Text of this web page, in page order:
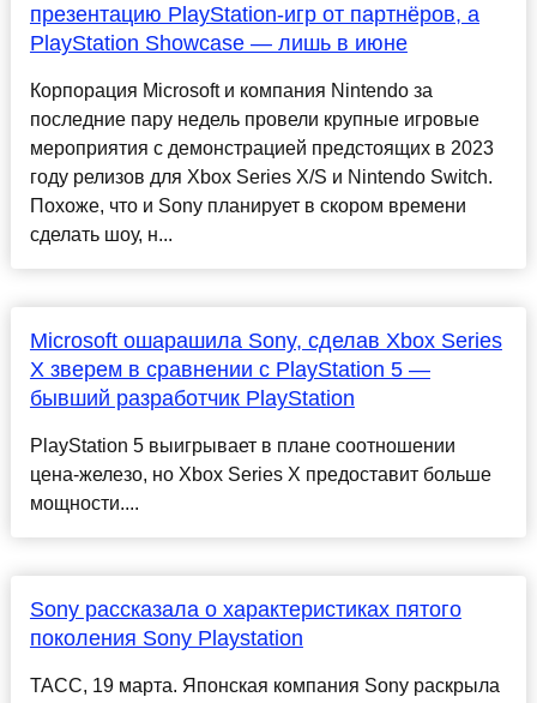
презентацию PlayStation-игр от партнёров, а
PlayStation Showcase — лишь в июне
Корпорация Microsoft и компания Nintendo за
последние пару недель провели крупные игровые
мероприятия с демонстрацией предстоящих в 2023
году релизов для Xbox Series X/S и Nintendo Switch.
Похоже, что и Sony планирует в скором времени
сделать шоу, н...
Microsoft ошарашила Sony, сделав Xbox Series
X зверем в сравнении с PlayStation 5 —
бывший разработчик PlayStation
PlayStation 5 выигрывает в плане соотношении
цена-железо, но Xbox Series X предоставит больше
мощности....
Sony рассказала о характеристиках пятого
поколения Sony Playstation
ТАСС, 19 марта. Японская компания Sony раскрыла